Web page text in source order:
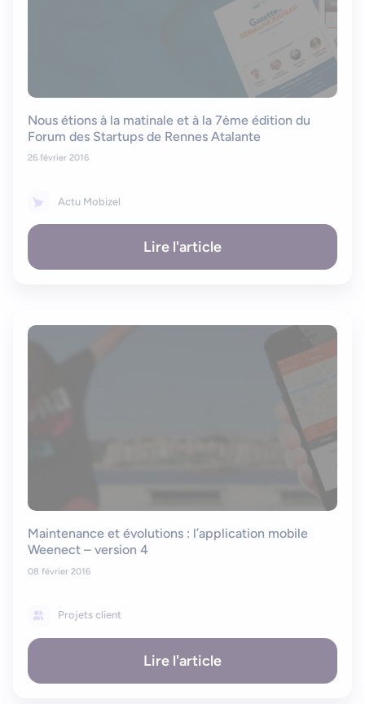
Nous étions à la matinale et à la 7ème édition du
Forum des Startups de Rennes Atalante
26 février 2016
Actu Mobizel
Lire l'article
Maintenance et évolutions : l’application mobile
Weenect – version 4
08 février 2016
Projets client
Lire l'article